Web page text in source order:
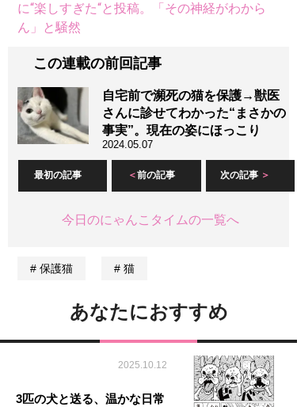
に“楽しすぎた“と投稿。「その神経がわから
ん」と騒然
この連載の前回記事
自宅前で瀕死の猫を保護→獣医
さんに診せてわかった“まさかの
事実”。現在の姿にほっこり
2024.05.07
最初の記事 前の記事 次の記事
今日のにゃんこタイムの一覧へ
保護猫 猫
あなたにおすすめ
2025.10.12
3匹の犬と送る、温かな日常